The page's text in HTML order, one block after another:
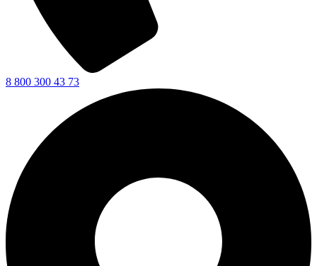
8 800 300 43 73